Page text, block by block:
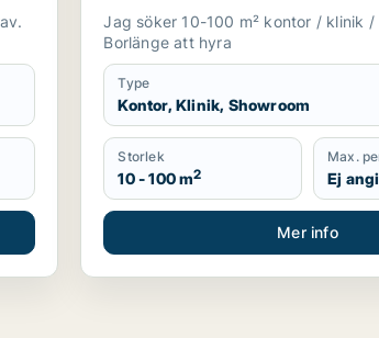
Jag söker 10-100 m² kontor / klinik /
Borlänge att hyra
Type
Kontor, Klinik, Showroom
Storlek
10 - 100 m2
Max.
Ej
Mer info